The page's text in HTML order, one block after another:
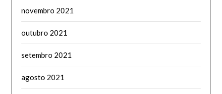
novembro 2021
outubro 2021
setembro 2021
agosto 2021